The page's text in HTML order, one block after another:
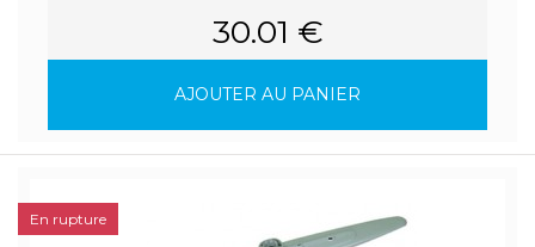
30.01 €
AJOUTER AU PANIER
En rupture